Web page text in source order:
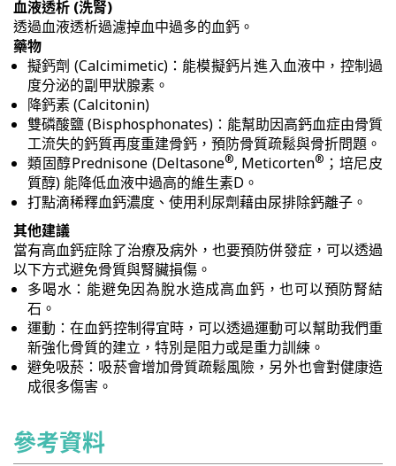
血液透析 (洗腎)
透過血液透析過濾掉血中過多的血鈣。
藥物
擬鈣劑 (Calcimimetic)：能模擬鈣片進入血液中，控制過
度分泌的副甲狀腺素。
降鈣素 (Calcitonin)
雙磷酸鹽 (Bisphosphonates)：能幫助因高鈣血症由骨質
工流失的鈣質再度重建骨鈣，預防骨質疏鬆與骨折問題。
類固醇Prednisone (Deltasone®, Meticorten® ；培尼皮
質醇) 能降低血液中過高的維生素D。
打點滴稀釋血鈣濃度、使用利尿劑藉由尿排除鈣離子。
其他建議
當有高血鈣症除了治療及病外，也要預防併發症，可以透過
以下方式避免骨質與腎臟損傷。
多喝水：能避免因為脫水造成高血鈣，也可以預防腎結
石。
運動：在血鈣控制得宜時，可以透過運動可以幫助我們重
新強化骨質的建立，特別是阻力或是重力訓練。
避免吸菸：吸菸會增加骨質疏鬆風險，另外也會對健康造
成很多傷害。
參考資料